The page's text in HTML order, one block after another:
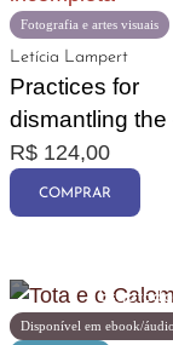
Fotografia e artes visuais
Letícia Lampert
Practices for
dismantling the
R$ 124,00
COMPRAR
Disponível em ebook/áudio